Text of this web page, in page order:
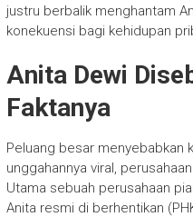
justru berbalik menghantam
konekuensi bagi kehidupan
Anita Dewi
Faktanya
Peluang besar menyebabkan
unggahannya viral,
Utama sebuah perusahaan
Anita resmi di berhentikan